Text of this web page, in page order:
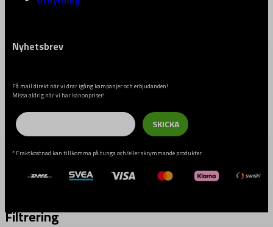
Nyhetsbrev
Få mail direkt när vi drar igång kampanjer och erbjudanden!
Missa aldrig när vi har kanonpriser!
Email
SKICKA
* Fraktkostnad kan tillkomma på tunga och/eller skrymmande produkter
Filtrering